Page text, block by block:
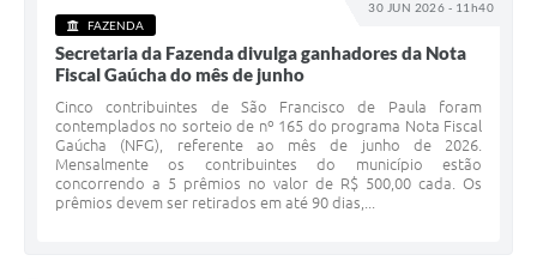
30 JUN 2026 - 11h40
FAZENDA
Secretaria da Fazenda divulga ganhadores da Nota
Fiscal Gaúcha do mês de junho
Cinco contribuintes de São Francisco de Paula foram
contemplados no sorteio de nº 165 do programa Nota Fiscal
Gaúcha (NFG), referente ao mês de junho de 2026.
Mensalmente os contribuintes do município estão
concorrendo a 5 prêmios no valor de R$ 500,00 cada. Os
prêmios devem ser retirados em até 90 dias,...